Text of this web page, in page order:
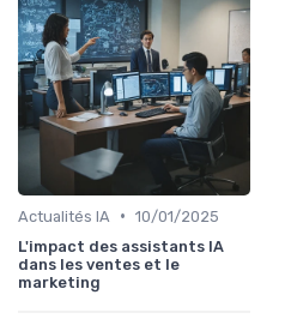
Actualités IA • 10/01/2025
L'impact des assistants IA
dans les ventes et le
marketing